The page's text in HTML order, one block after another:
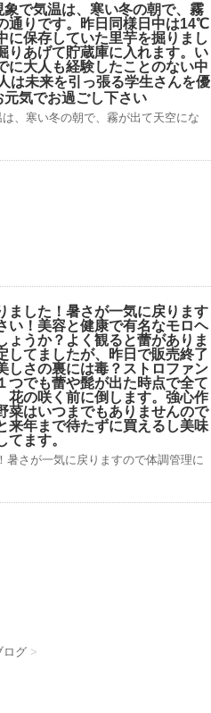
で気温は、寒い冬の朝で、霧
通りです。昨日同様日中は14℃
に保存していた里芋を掘りまし
りあげて貯蔵庫に入れます。い
に大人も経験したことのない中
は未来を引っ張る学生さんを優
気でお過ごし下さい
、寒い冬の朝で、霧が出て天空にな
ました！暑さが一気に戻ります
い！美容と健康で有名なモロヘ
ょうか？よく観ると蕾がありま
してましたが、昨日で販売終了
しさの裏には毒？ストロファン
つでも蕾や髭が出た時点で全て
花の咲く前に倒します。強心作
はいつまでもありませんので
来年まで待たずに買えるし美味
ます。
さが一気に戻りますので体調管理に
ログ >